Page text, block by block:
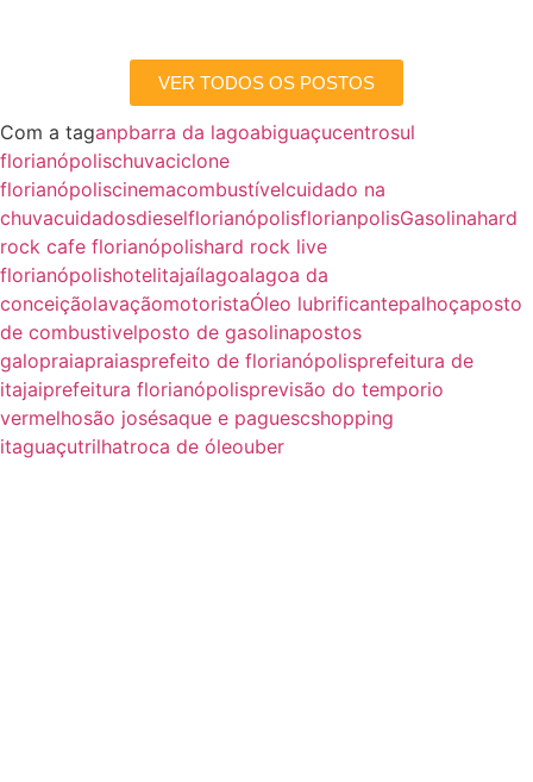
VER TODOS OS POSTOS
Com a taganpbarra da lagoabiguaçucentrosul
florianópolischuvaciclone
florianópoliscinemacombustívelcuidado na
chuvacuidadosdieselflorianópolisflorianpolisGasolinahard
rock cafe florianópolishard rock live
florianópolishotelitajaílagoalagoa da
conceiçãolavaçãomotoristaÓleo lubrificantepalhoçaposto
de combustivelposto de gasolinapostos
galopraiapraiasprefeito de florianópolisprefeitura de
itajaiprefeitura florianópolisprevisão do temporio
vermelhosão josésaque e paguescshopping
itaguaçutrilhatroca de óleouber